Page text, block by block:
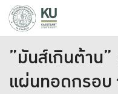
”มันส์เกินต้าน
แผ่นทอดกรอบ